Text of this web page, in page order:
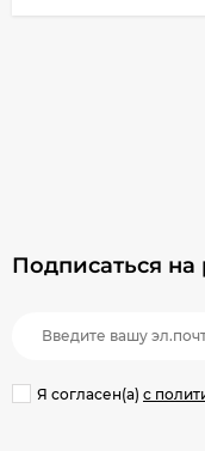
Подписаться на
Я согласен(a) с